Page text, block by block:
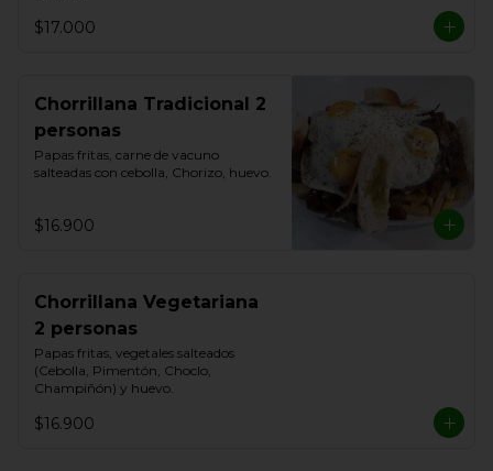
$17.000
Chorrillana Tradicional 2
personas
Papas fritas, carne de vacuno
salteadas con cebolla, Chorizo, huevo.
$16.900
Chorrillana Vegetariana
2 personas
Papas fritas, vegetales salteados
(Cebolla, Pimentón, Choclo,
Champiñón) y huevo.
$16.900